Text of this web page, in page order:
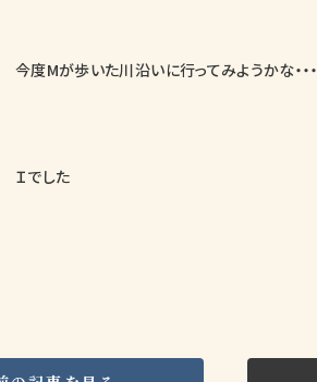
今度Mが歩いた川沿いに行ってみようかな・・・
Ｉでした